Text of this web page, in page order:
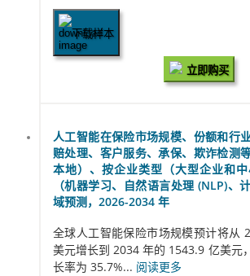
下载样本
立即购买
人工智能在保险市场规模、份额和行
赔处理、客户服务、承保、欺诈检测
本地）、按企业类型（大型企业和
（机器学习、自然语言处理 (NLP)、
域预测，2026-2034 年
全球人工智能保险市场规模预计将从
美元增长到 2034 年的 1543.9 亿美元
长率为 35.7%... 阅读更多